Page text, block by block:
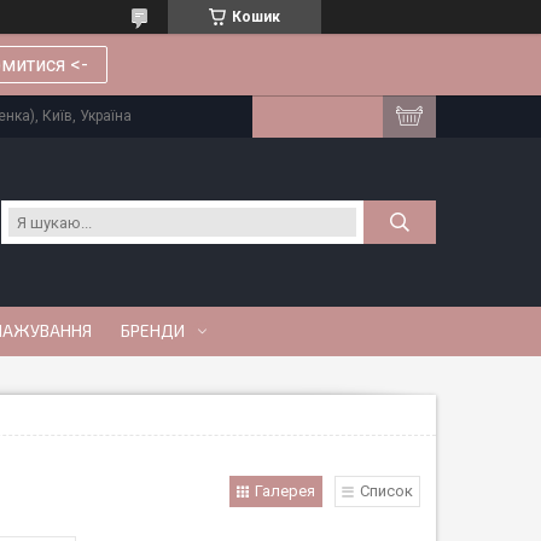
Кошик
<-
Київ, Україна
БРЕНДИ
Галерея Список